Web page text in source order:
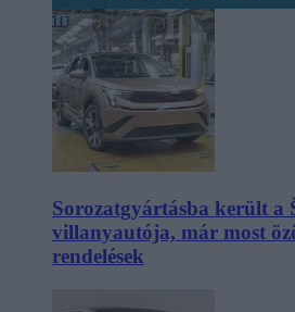
Sorozatgyártásba került a
villanyautója, már most
rendelések